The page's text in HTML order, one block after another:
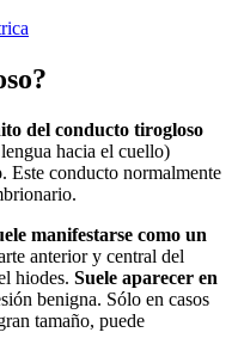
del conducto tirogloso
hacia el cuello)
. Este conducto normalmente
manifestarse como un
anterior y central del
hiodes. Suele aparecer en
benigna. Sólo en casos
tamaño, puede